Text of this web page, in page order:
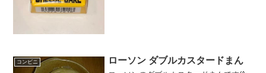
コンビニ ローソン ダブルカスタードまん